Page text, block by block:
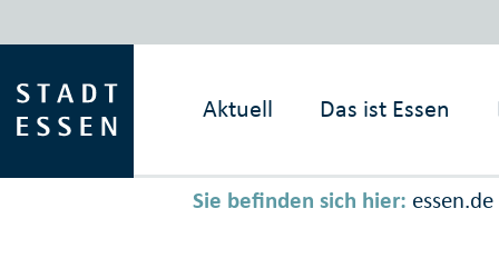
Aktuell Das ist Essen
Sie befinden sich hier: essen.de